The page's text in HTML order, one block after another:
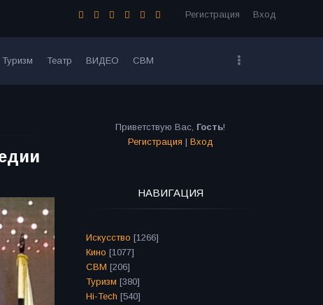
Регистрация Вход
Туризм Театр ВИДЕО СВМ
Приветствую Вас, Гость!
Регистрация | Вход
НАВИГАЦИЯ
Искусство [1266]
Кино [1077]
СВМ [206]
Туризм [380]
Hi-Tech [540]